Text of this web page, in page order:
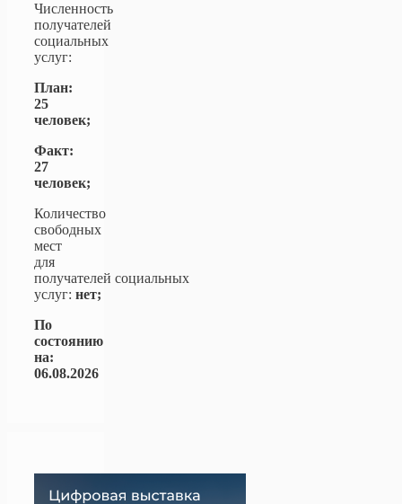
Численность
получателей
социальных
услуг:
План:
25
человек;
Факт:
27
человек;
Количество
свободных
мест
для
получателей социальных
услуг: нет;
По
состоянию
на:
06.08.2026